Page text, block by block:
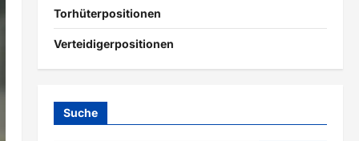
Torhüterpositionen
Verteidigerpositionen
Suche